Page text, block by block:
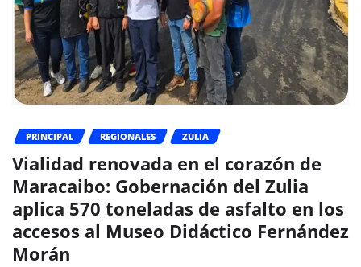
PRINCIPAL REGIONALES ZULIA
Vialidad renovada en el corazón de
Maracaibo: Gobernación del Zulia
aplica 570 toneladas de asfalto en los
accesos al Museo Didáctico Fernández
Morán